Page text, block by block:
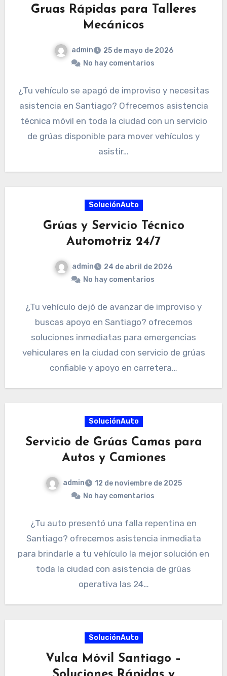
Gruas Rápidas para Talleres
Mecánicos
admin
25 de mayo de 2026
No hay comentarios
¿Tu vehículo se apagó de improviso y necesitas
asistencia en Santiago? Ofrecemos asistencia
técnica móvil en toda la ciudad con un servicio
de grúas disponible para mover vehículos y
asistir…
SoluciónAuto
Grúas y Servicio Técnico
Automotriz 24/7
admin
24 de abril de 2026
No hay comentarios
¿Tu vehículo dejó de avanzar de improviso y
buscas apoyo en Santiago? ofrecemos
soluciones inmediatas para emergencias
vehiculares en la ciudad con servicio de grúas
confiable y apoyo en carretera…
SoluciónAuto
Servicio de Grúas Camas para
Autos y Camiones
admin
12 de noviembre de 2025
No hay comentarios
¿Tu auto presentó una falla repentina en
Santiago? ofrecemos asistencia inmediata
para brindarle a tu vehículo la mejor solución en
toda la ciudad con asistencia de grúas
operativa las 24…
SoluciónAuto
Vulca Móvil Santiago –